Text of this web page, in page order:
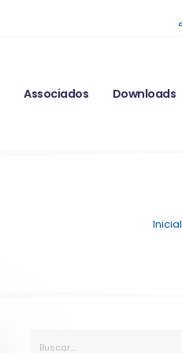
Associados Downloads
Inicial